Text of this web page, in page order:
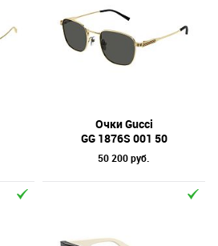
Очки Gucci
GG 1876S 001 50
50 200 руб.